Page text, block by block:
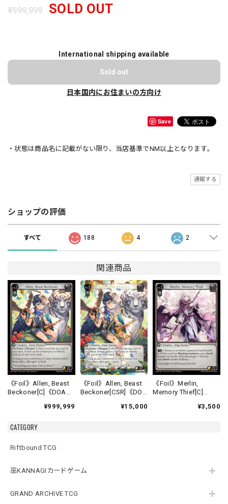
CATEGORY
Riftbound TCG
巫KANNAGIカードゲーム
GRAND ARCHIVE TCG
¥999,999 SOLD OUT
International shipping available
Sold out
日本国内にお住まいの方向け
Save
・状態は商品名に記載がない限り、当店基準でNM以上となります。
通報する
ショップの評価
すべて 188 4 2
関連商品
《Foil》Allen, Beast
Beckoner[C]《DOA
¥999,999
《Foil》Allen, Beast
Beckoner[CSR]《DOA
¥15,000
《Foil》Merlin,
Memory Thief[C]
¥3,500